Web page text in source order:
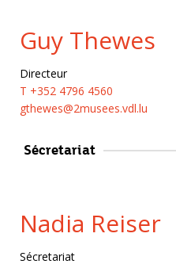
Guy Thewes
Directeur
T +352 4796 4560
gthewes@2musees.vdl.lu
Sécretariat
Nadia Reiser
Sécretariat